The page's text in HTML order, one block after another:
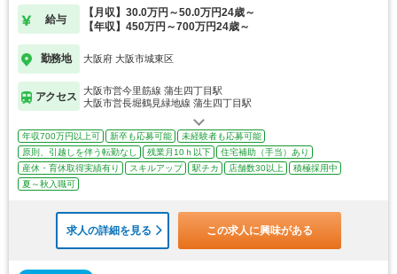
給与
【月収】30.0万円～50.0万円24歳～
【年収】450万円～700万円24歳～
勤務地 大阪府 大阪市城東区
アクセス
大阪市営今里筋線 蒲生四丁目駅
大阪市営長堀鶴見緑地線 蒲生四丁目駅
年収700万円以上可 新卒も応募可能
未経験者も応募可能
原則、引越しを伴う転勤なし
残業月10ｈ以下
住宅補助（手当）あり
産休・育休取得実績有り
スキルアップ 駅チカ 店舗数30以上
積極採用中
夏～秋入職可
求人の詳細を見る この求人に興味がある